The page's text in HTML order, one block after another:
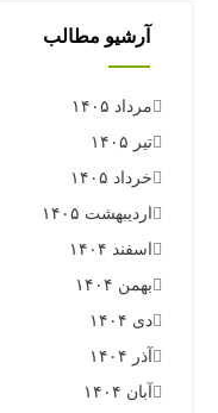
آرشیو مطالب
مرداد ۱۴۰۵
تیر ۱۴۰۵
خرداد ۱۴۰۵
اردیبهشت ۱۴۰۵
اسفند ۱۴۰۴
بهمن ۱۴۰۴
دی ۱۴۰۴
آذر ۱۴۰۴
آبان ۱۴۰۴